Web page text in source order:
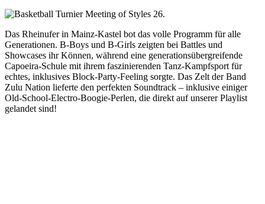
Das Rheinufer in Mainz-Kastel bot das volle Programm für alle
Generationen. B-Boys und B-Girls zeigten bei Battles und
Showcases ihr Können, während eine generationsübergreifende
Capoeira-Schule mit ihrem faszinierenden Tanz-Kampfsport für
echtes, inklusives Block-Party-Feeling sorgte. Das Zelt der Band
Zulu Nation lieferte den perfekten Soundtrack – inklusive einiger
Old-School-Electro-Boogie-Perlen, die direkt auf unserer Playlist
gelandet sind!